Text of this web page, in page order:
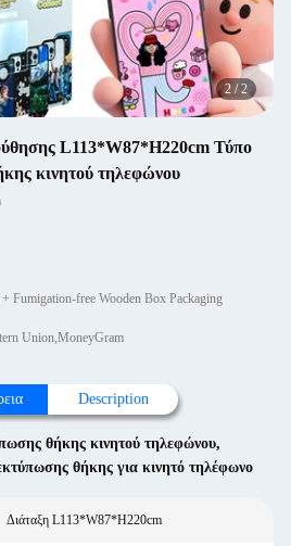
2 /2
L113*W87*H220cm Τύπο
κινητού τηλεφώνου
Fumigation-free Wooden Box Packaging
Union,MoneyGram
Description
θήκης κινητού τηλεφώνου,
θήκης για κινητό τηλέφωνο
Διάταξη L113*W87*H220cm